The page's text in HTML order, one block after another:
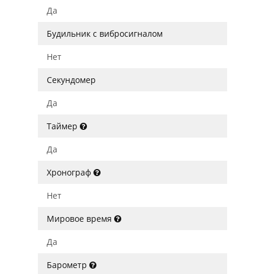
Да
Будильник с вибросигналом
Нет
Секундомер
Да
Таймер
Да
Хронограф
Нет
Мировое время
Да
Барометр